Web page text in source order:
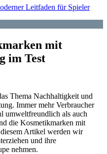
Leitfaden für Spieler
mit
im Test
Thema Nachhaltigkeit und
Immer mehr Verbraucher
umweltfreundlich als auch
die Kosmetikmarken mit
Artikel werden wir
und ihre
nehmen.